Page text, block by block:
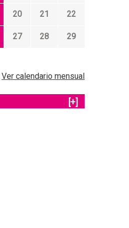
20 21 22
27 28 29
Ver calendario mensual
[+]